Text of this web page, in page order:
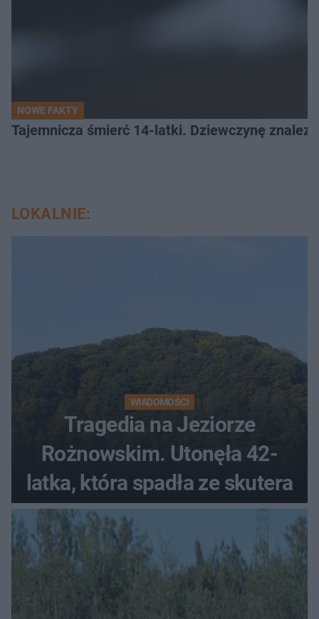
NOWE FAKTY
Tajemnicza śmierć 14-latki. Dziewczynę
LOKALNIE:
WIADOMOŚCI
Tragedia na Jeziorze
Rożnowskim. Utonęła 42-
latka, która spadła ze skutera